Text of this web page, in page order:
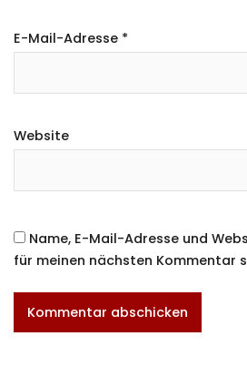
E-Mail-Adresse *
Website
Name, E-Mail-Adresse und
für meinen nächsten Kommentar